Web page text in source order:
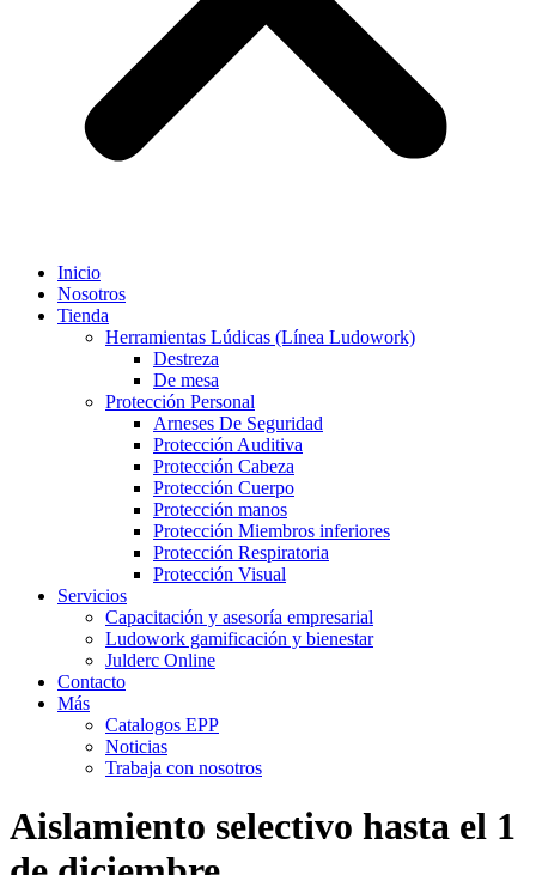
Inicio
Nosotros
Tienda
Herramientas Lúdicas (Línea Ludowork)
Destreza
De mesa
Protección Personal
Arneses De Seguridad
Protección Auditiva
Protección Cabeza
Protección Cuerpo
Protección manos
Protección Miembros inferiores
Protección Respiratoria
Protección Visual
Servicios
Capacitación y asesoría empresarial
Ludowork gamificación y bienestar
Julderc Online
Contacto
Más
Catalogos EPP
Noticias
Trabaja con nosotros
Aislamiento selectivo hasta el 1